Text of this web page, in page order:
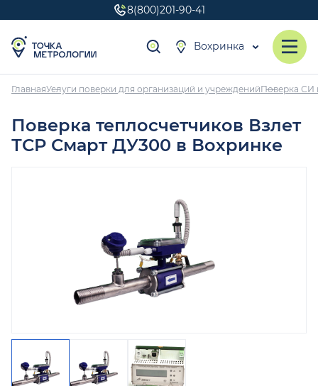
8(800)201-90-41
Вохринка
ГлавнаяУслуги поверки для организаций и учрежденийПоверка СИ
Поверка теплосчетчиков Взлет
ТСР Смарт ДУ300 в Вохринке